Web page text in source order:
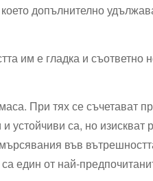
допълнително
им е гладка и
При тях се съчетават
устойчиви са, но изискват
във
един от най-